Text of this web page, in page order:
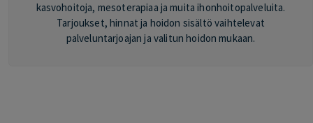
kasvohoitoja, mesoterapiaa ja muita ihonhoitopalveluita.
Tarjoukset, hinnat ja hoidon sisältö vaihtelevat
palveluntarjoajan ja valitun hoidon mukaan.